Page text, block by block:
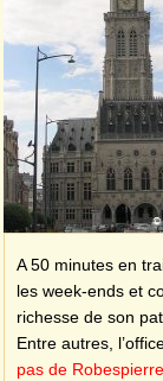
A 50 minutes en
les week-ends et
richesse de son
Entre autres,
pas de